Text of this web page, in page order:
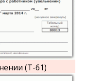
(Т-61)